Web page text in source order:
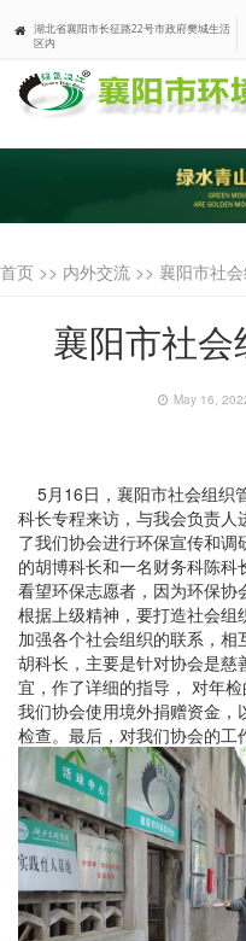
湖北省襄阳市长征路22号市政府樊城生活
区内
首页 >> 内外交流 >> 襄阳市社
襄阳市社
May 16,
5月16日，襄阳市社会组织
科长专程来访，与我会负责
了我们协会进行环保宣传和
的胡博科长和一名财务科陈
看望环保志愿者，因为环保协
根据上级精神，要打造社会
加强各个社会组织的联系，
胡科长，主要是针对协会是
宜，作了详细的指导， 对年
我们协会使用境外捐赠资金，
检查。最后，对我们协会的工